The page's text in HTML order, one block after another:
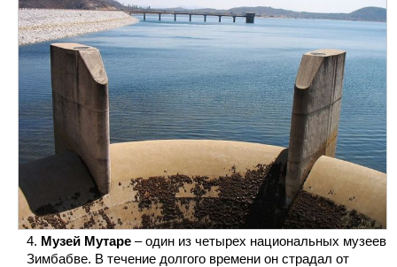
Музей Мутаре – один из четырех национальных музеев
Зимбабве. В течение долгого времени он страдал от